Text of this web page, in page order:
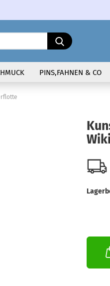
Sprache auswählen
Suche...
PINS,FAHNEN & CO